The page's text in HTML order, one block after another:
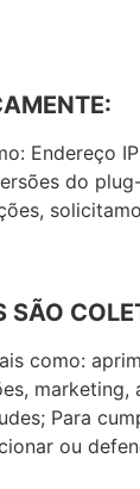
Endereço
do
como:
marketing,
Para
ou